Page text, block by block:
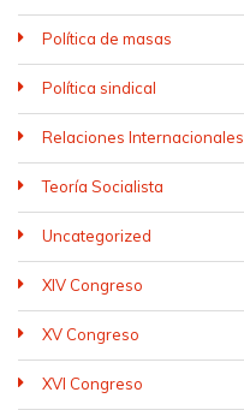
Política de masas
Política sindical
Relaciones Internacionales
Teoría Socialista
Uncategorized
XIV Congreso
XV Congreso
XVI Congreso